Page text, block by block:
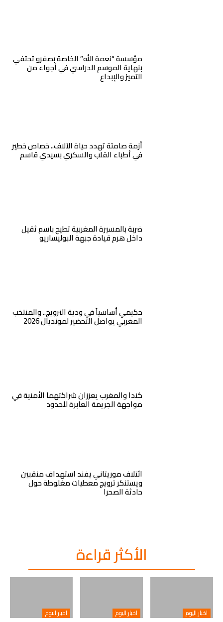
مؤسسة “نعمة الله” الخاصة بصفرو تحتفي
بنهاية الموسم الدراسي في أجواء من
التميز والإبداع
أزمة صامتة تهدد حياة الآلاف.. خصاص خطير
في أطباء القلب والسكري بسيدي قاسم
ضربة بالمسيرة المغربية تطيح باسم ثقيل
داخل هرم قيادة جبهة البوليساريو
حكيمي أساسياً في ودية النرويج.. والمنتخب
المغربي يواصل التحضير لمونديال 2026
كندا والمغرب يعززان شراكتهما الأمنية في
مواجهة الجريمة العابرة للحدود
ائتلاف موريتاني يفند استهداف منقبين
ويستنكر ترويج معطيات مغلوطة حول
حادثة الصحرا
الأكثر قراءة
اخبار اليوم اخبار اليوم اخبار اليوم